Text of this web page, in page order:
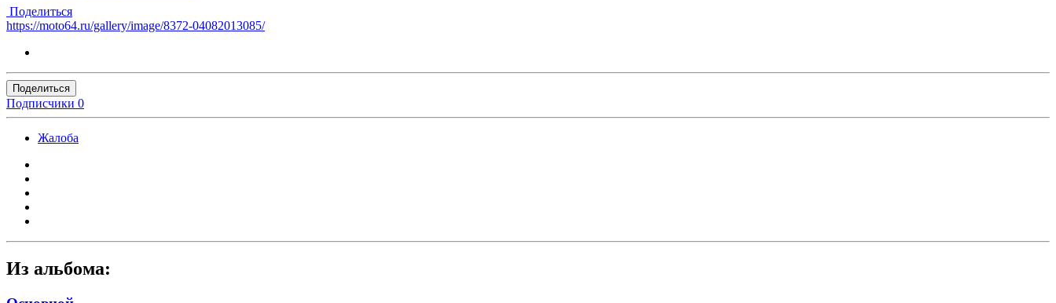
Поделиться
https://moto64.ru/gallery/image/8372-04082013085/
Поделиться
Подписчики 0
Жалоба
Из альбома: